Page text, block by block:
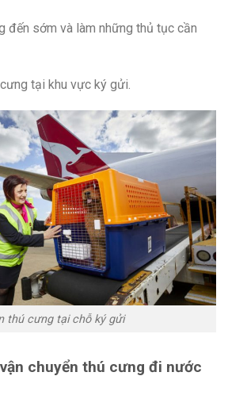
đến sớm và làm những thủ tục cần
tại khu vực ký gửi.
thú cưng tại chỗ ký gửi
chuyển thú cưng đi nước